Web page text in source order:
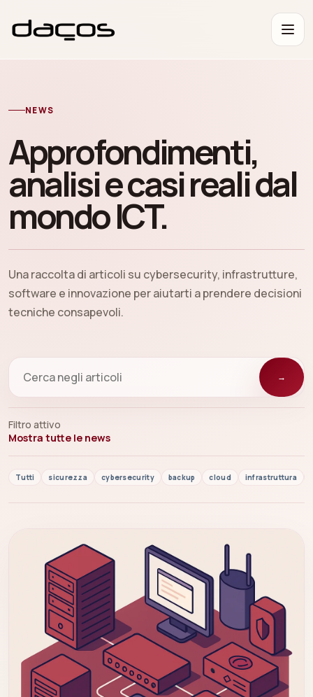
NEWS
Approfondimenti,
analisi e casi reali dal
mondo ICT.
Una raccolta di articoli su cybersecurity, infrastrutture,
software e innovazione per aiutarti a prendere decisioni
tecniche consapevoli.
→
Filtro attivo
Mostra tutte le news
Tutti sicurezza cybersecurity backup cloud infrastruttura